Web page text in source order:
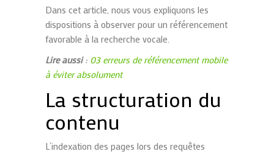
Dans cet article, nous vous expliquons les
dispositions à observer pour un référencement
favorable à la recherche vocale.
Lire aussi: 03 erreurs de référencement mobile
à éviter absolument
La structuration du
contenu
L’indexation des pages lors des requêtes